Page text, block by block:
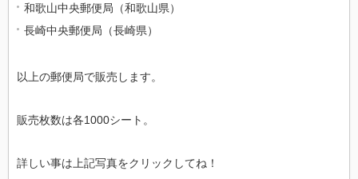
和歌山中央郵便局（和歌山県）
長崎中央郵便局（長崎県）
以上の郵便局で販売します。
販売枚数は各1000シート。
詳しい事は上記写真をクリックしてね！